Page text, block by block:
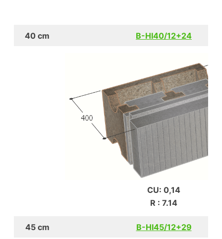
40 cm B-HI40/12+24
CU: 0,14
R : 7.14
45 cm B-HI45/12+29